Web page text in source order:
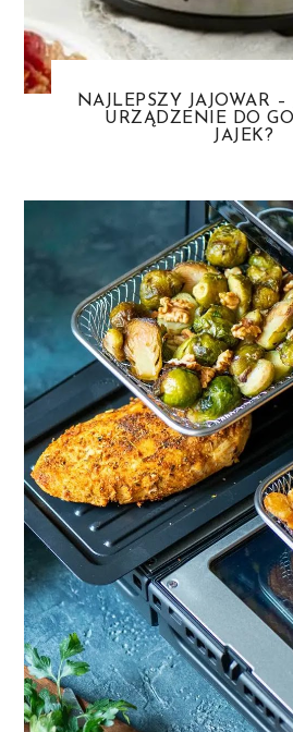
NAJLEPSZY JAJOWAR
URZĄDZENIE DO
JAJEK?